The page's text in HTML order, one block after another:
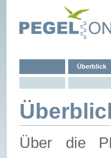
Überblick
Über die